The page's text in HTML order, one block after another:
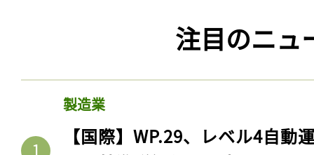
注目のニュ
製造業
【国際】WP.29、レベル4自動